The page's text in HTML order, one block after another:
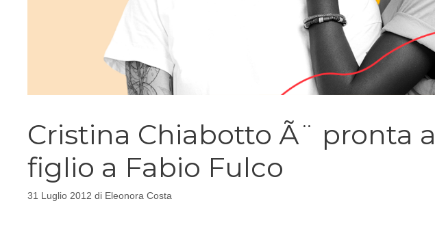
Cristina Chiabotto Ã¨ pronta
figlio a Fabio Fulco
31 Luglio 2012 di Eleonora Costa